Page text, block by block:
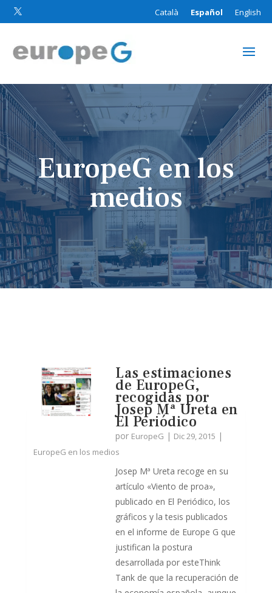
 Català Español English
EuropeG en los
medios
Las estimaciones
de EuropeG,
recogidas por
Josep Mª Ureta en
El Periódico
por EuropeG | Dic 29, 2015 |
EuropeG en los medios
Josep Mª Ureta recoge en su
artículo «Viento de proa»,
publicado en El Periódico, los
gráficos y la tesis publicados
en el informe de Europe G que
justifican la postura
desarrollada por esteThink
Tank de que la recuperación de